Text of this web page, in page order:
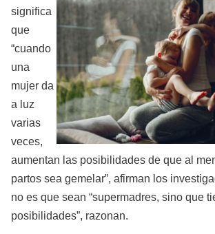
significa
que
“cuando
una
mujer da
a luz
varias
veces,
aumentan las posibilidades de que al
partos sea gemelar”, afirman los
no es que sean “supermadres, sino que
posibilidades”, razonan.